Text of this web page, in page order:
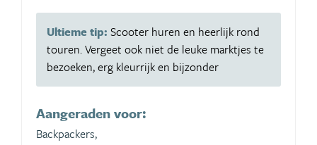
Ultieme tip: Scooter huren en heerlijk rond
touren. Vergeet ook niet de leuke marktjes te
bezoeken, erg kleurrijk en bijzonder
Aangeraden voor:
Backpackers,